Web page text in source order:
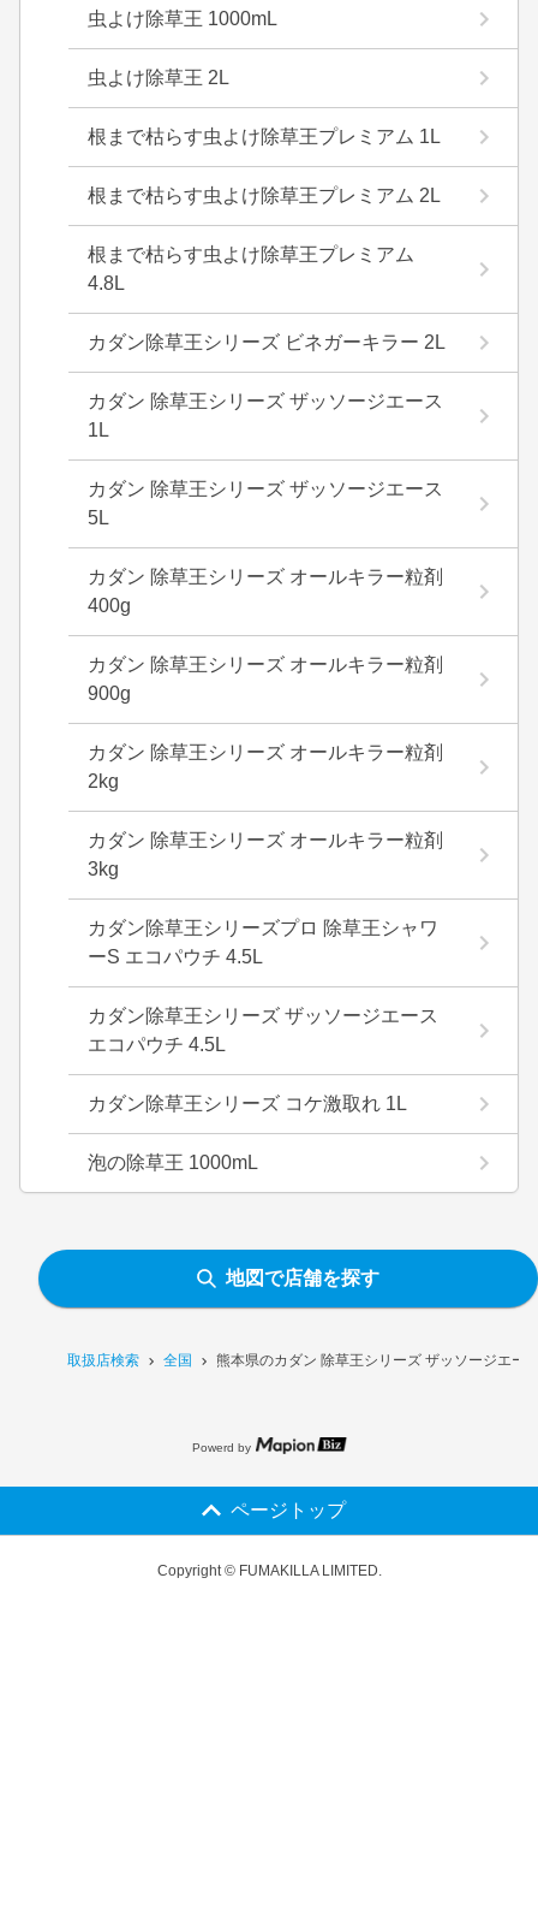
取扱店検索 全国 熊本県のカダン 除草王シリーズ ザッソージエー
虫よけ除草王 1000mL
虫よけ除草王 2L
根まで枯らす虫よけ除草王プレミアム 1L
根まで枯らす虫よけ除草王プレミアム 2L
根まで枯らす虫よけ除草王プレミアム
4.8L
カダン除草王シリーズ ビネガーキラー 2L
カダン 除草王シリーズ ザッソージエース
1L
カダン 除草王シリーズ ザッソージエース
5L
カダン 除草王シリーズ オールキラー粒剤
400g
カダン 除草王シリーズ オールキラー粒剤
900g
カダン 除草王シリーズ オールキラー粒剤
2kg
カダン 除草王シリーズ オールキラー粒剤
3kg
カダン除草王シリーズプロ 除草王シャワ
ーS エコパウチ 4.5L
カダン除草王シリーズ ザッソージエース
エコパウチ 4.5L
カダン除草王シリーズ コケ激取れ 1L
泡の除草王 1000mL
地図で店舗を探す
Powerd by
ページトップ
Copyright © FUMAKILLA LIMITED.